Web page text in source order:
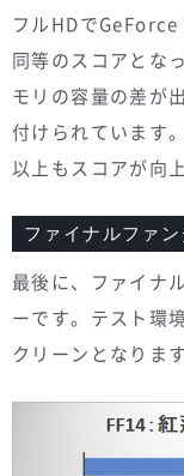
フルHDで
同等のスコアとな
モリの容量の差が
付けられています
以上もスコアが向
ファイナルファ
最後に、ファイナ
ーです。テスト環
クリーンとなります